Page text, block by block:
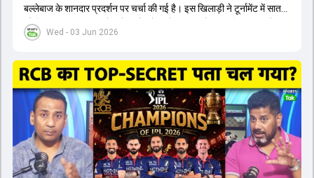
Wed - 03 Jun 2026
बल्लेबाज के शानदार प्रदर्शन पर चर्चा की गई है। इस खिलाड़ी ने टूर्नामेंट में सात
सौ छिहत्तर रन बनाकर ऑरेंज कैप और मोस्ट वैल्युएबल प्लेयर का खिताब अपने नाम
किया है। वीडियो में बताया गया है कि ऑस्ट्रेलियाई टीम के वर्तमान कप्तान और
ऑस्ट्रेलियाई कप्तान के अनुसार, शुरुआत में लोगों को इस खिलाड़ी के प्रदर्शन पर
संदेह था, लेकिन अब उसने खुद को एक बेहतरीन बल्लेबाज साबित कर दिया है जो
गेंद को बाउंड्री के काफी पार मारने की क्षमता रखता है। वहीं, इंग्लैंड के पूर्व कप्तान
ने कहा कि टूर्नामेंट जीतने वाली टीम के अलावा इस सीजन की सबसे बड़ी बात इस
युवा खिलाड़ी का प्रदर्शन रहा है, जिसे देखने के लिए स्टेडियम में भारी भीड़ उमड़ती
थी। शानदार प्रदर्शन के बाद इस युवा खिलाड़ी को श्रीलंका में होने वाली
त्रिकोणीय सीरीज के लिए इंडिया ए टीम में भी शामिल कर लिया गया है।